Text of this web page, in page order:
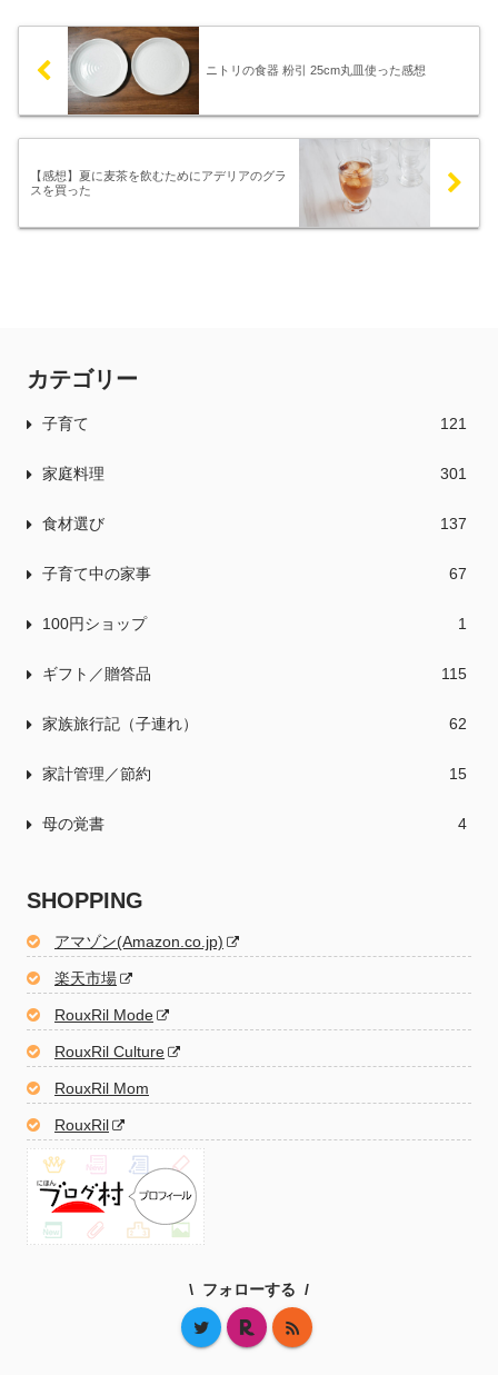
ニトリの食器 粉引 25cm丸皿使った感想
【感想】夏に麦茶を飲むためにアデリアのグラ
スを買った
カテゴリー
子育て 121
家庭料理 301
食材選び 137
子育て中の家事 67
100円ショップ 1
ギフト／贈答品 115
家族旅行記（子連れ） 62
家計管理／節約 15
母の覚書 4
SHOPPING
アマゾン(Amazon.co.jp)
楽天市場
RouxRil Mode
RouxRil Culture
RouxRil Mom
RouxRil
フォローする